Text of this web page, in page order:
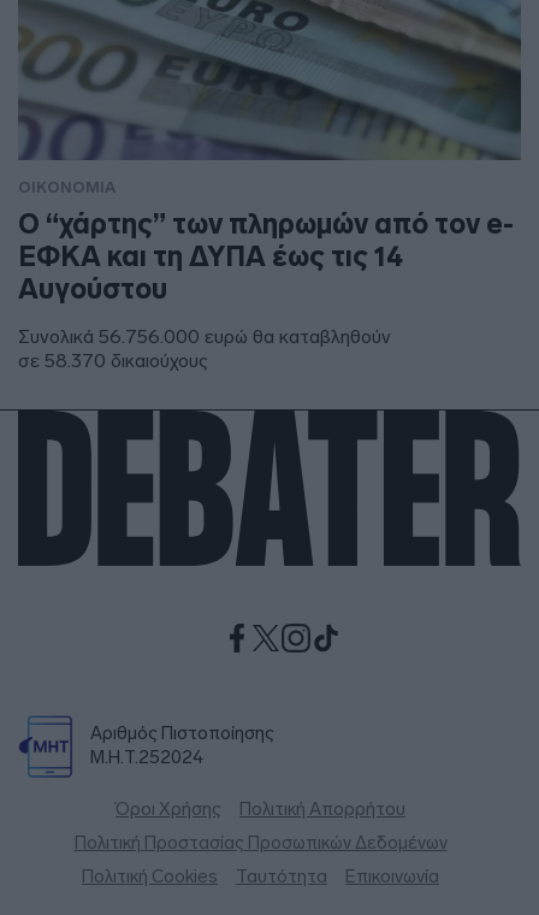
ΟΙΚΟΝΟΜΙΑ
Ο “χάρτης” των πληρωμών από τον e-
ΕΦΚΑ και τη ΔΥΠΑ έως τις 14
Αυγούστου
Συνολικά 56.756.000 ευρώ θα καταβληθούν
σε 58.370 δικαιούχους
Αριθμός Πιστοποίησης
Μ.Η.Τ.252024
Όροι Χρήσης
Πολιτική Απορρήτου
Πολιτική Προστασίας Προσωπικών Δεδομένων
Πολιτική Cookies
Ταυτότητα Επικοινωνία